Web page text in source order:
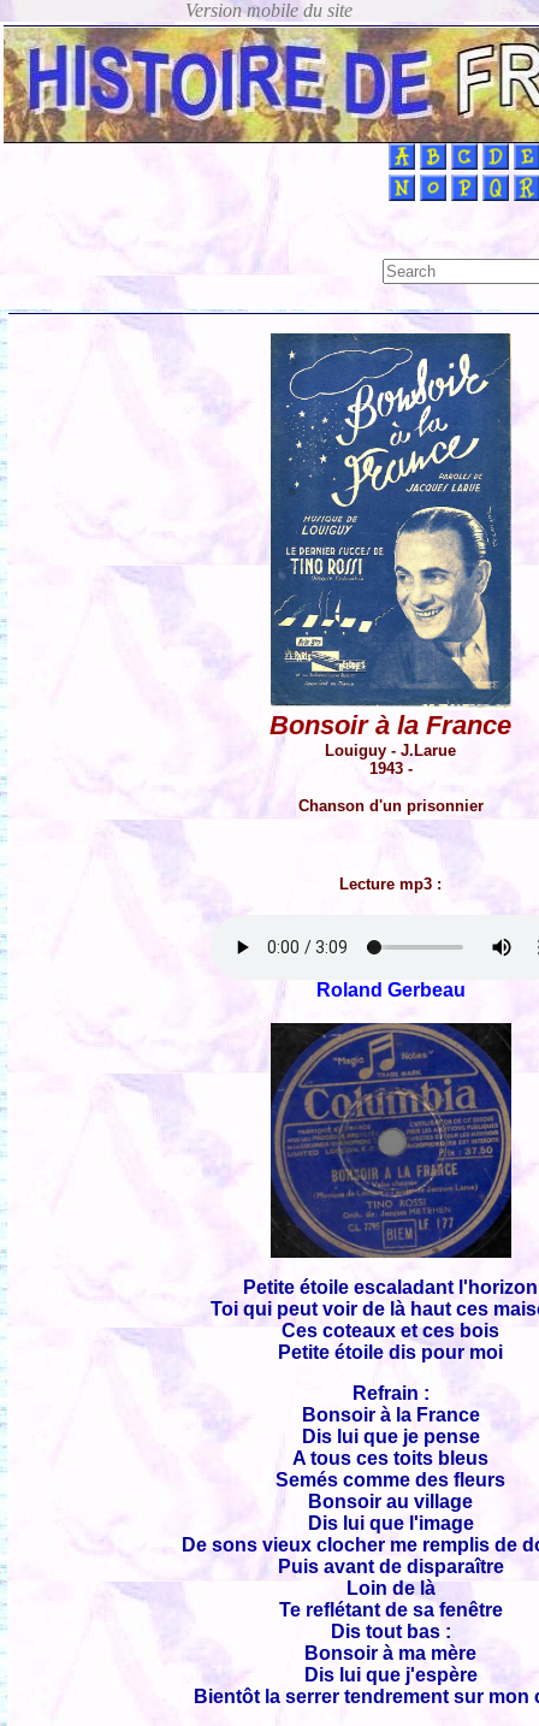
Bonsoir à la France
Louiguy - J.Larue
1943 -
Chanson d'un prisonnier
Lecture mp3 :
Roland Gerbeau
Petite étoile escaladant l'horizon
Toi qui peut voir de là haut ces
Ces coteaux et ces bois
Petite étoile dis pour moi
Refrain :
Bonsoir à la France
Dis lui que je pense
A tous ces toits bleus
Semés comme des fleurs
Bonsoir au village
Dis lui que l'image
De sons vieux clocher me remplis de
Puis avant de disparaître
Loin de là
Te reflétant de sa fenêtre
Dis tout bas :
Bonsoir à ma mère
Dis lui que j'espère
Bientôt la serrer tendrement sur mon